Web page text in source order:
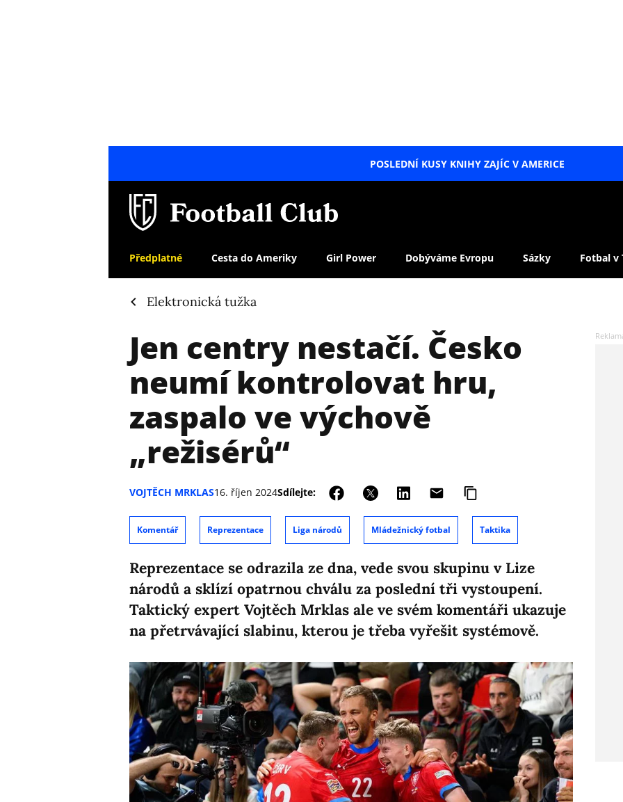
POSLEDNÍ KUSY KNIHY ZAJÍC V AMERICE
Předplatné Cesta do Ameriky Girl Power Dobýváme Evropu Sázky Fotbal v
Elektronická tužka
Jen centry nestačí. Česko
neumí kontrolovat hru,
zaspalo ve výchově
„režisérů“
VOJTĚCH MRKLAS16. říjen 2024Sdílejte:
Komentář Reprezentace Liga národů Mládežnický fotbal Taktika
Reprezentace se odrazila ze dna, vede svou skupinu v Lize
národů a sklízí opatrnou chválu za poslední tři vystoupení.
Taktický expert Vojtěch Mrklas ale ve svém komentáři ukazuje
na přetrvávající slabinu, kterou je třeba vyřešit systémově.